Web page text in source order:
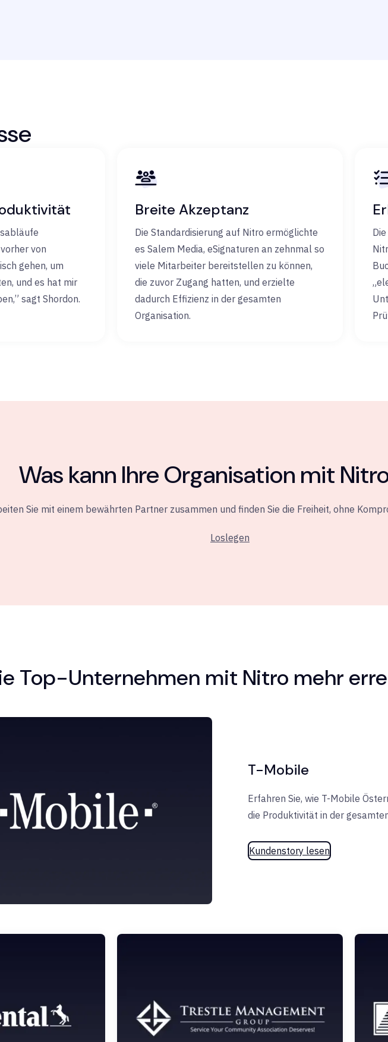
von
gehen, um
und es hat mir
sagt Shordon.
Breite Akzeptanz
Die Standardisierung auf Nitro ermöglichte
es Salem Media, eSignaturen an zehnmal so
viele Mitarbeiter bereitstellen zu können,
die zuvor Zugang hatten, und erzielte
dadurch Effizienz in der gesamten
Organisation.
Was kann Ihre Organisation mit
Sie mit einem bewährten Partner zusammen und finden Sie die Freiheit, ohne
Loslegen
Top-Unternehmen mit Nitro mehr
T-Mobile
Erfahren Sie, wie T-Mobile
die Produktivität in der
Kundenstory lesen